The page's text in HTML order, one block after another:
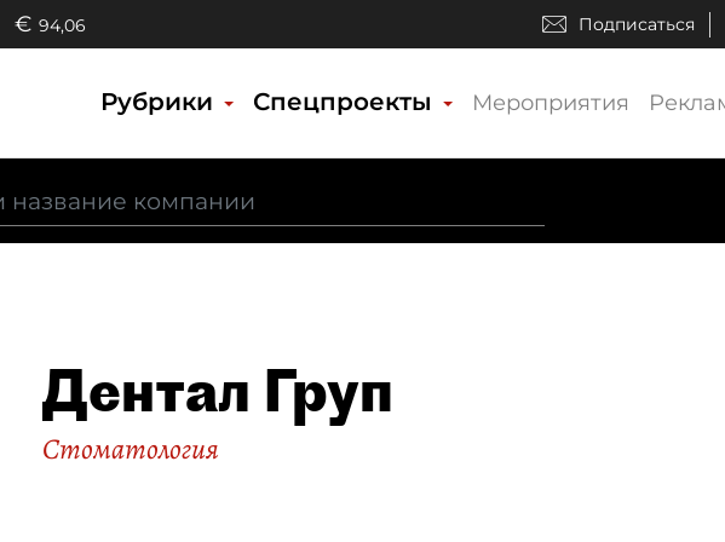
€ 94,06 Подписаться
Рубрики Спецпроекты Мероприятия
Дентал Груп
Стоматология